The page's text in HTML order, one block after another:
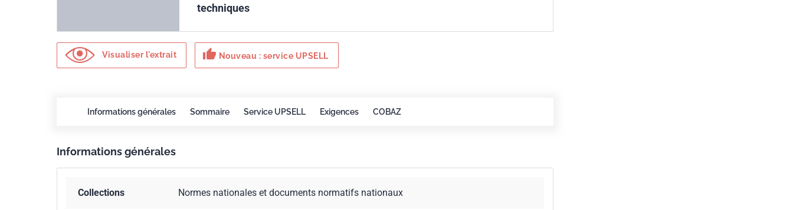
techniques
Visualiser l'extrait thumb_up Nouveau : service UPSELL
Informations générales Sommaire Service UPSELL Exigences COBAZ
Informations générales
Collections Normes nationales et documents normatifs nationaux